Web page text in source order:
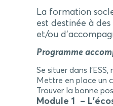
La formation
est destinée à
et/ou
Programme
Se situer dans
Mettre en place un
Trouver la bonne
Module 1 –